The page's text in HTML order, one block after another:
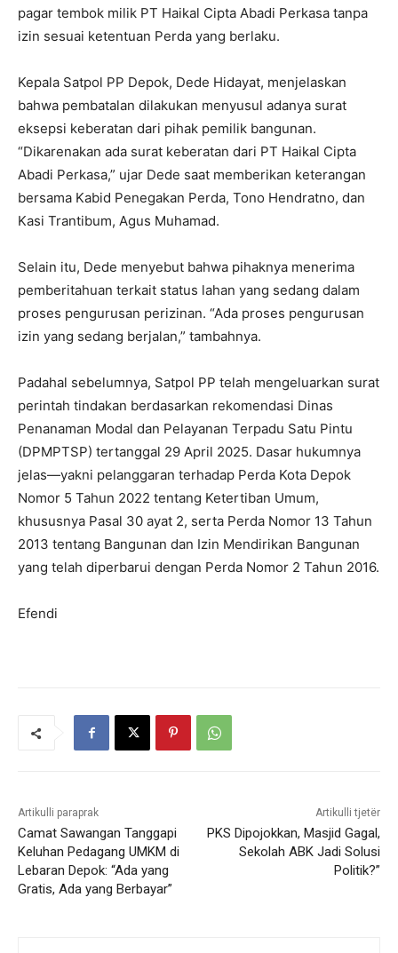
pagar tembok milik PT Haikal Cipta Abadi Perkasa tanpa
izin sesuai ketentuan Perda yang berlaku.
Kepala Satpol PP Depok, Dede Hidayat, menjelaskan
bahwa pembatalan dilakukan menyusul adanya surat
eksepsi keberatan dari pihak pemilik bangunan.
“Dikarenakan ada surat keberatan dari PT Haikal Cipta
Abadi Perkasa,” ujar Dede saat memberikan keterangan
bersama Kabid Penegakan Perda, Tono Hendratno, dan
Kasi Trantibum, Agus Muhamad.
Selain itu, Dede menyebut bahwa pihaknya menerima
pemberitahuan terkait status lahan yang sedang dalam
proses pengurusan perizinan. “Ada proses pengurusan
izin yang sedang berjalan,” tambahnya.
Padahal sebelumnya, Satpol PP telah mengeluarkan surat
perintah tindakan berdasarkan rekomendasi Dinas
Penanaman Modal dan Pelayanan Terpadu Satu Pintu
(DPMPTSP) tertanggal 29 April 2025. Dasar hukumnya
jelas—yakni pelanggaran terhadap Perda Kota Depok
Nomor 5 Tahun 2022 tentang Ketertiban Umum,
khususnya Pasal 30 ayat 2, serta Perda Nomor 13 Tahun
2013 tentang Bangunan dan Izin Mendirikan Bangunan
yang telah diperbarui dengan Perda Nomor 2 Tahun 2016.
Efendi
Artikulli paraprak
Camat Sawangan Tanggapi
Keluhan Pedagang UMKM di
Lebaran Depok: “Ada yang
Gratis, Ada yang Berbayar”
Artikulli tjetër
PKS Dipojokkan, Masjid Gagal,
Sekolah ABK Jadi Solusi
Politik?”